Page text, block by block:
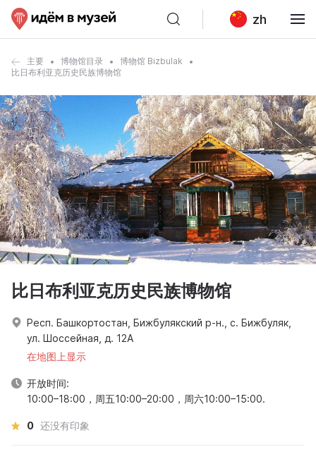
zh
主要 博物馆目录
博物馆 Bizbulak
比日布利亚克历史民族博物馆
比日布利亚克历史民族博物馆
Респ. Башкортостан, Бижбулякский р-н., с. Бижбуляк,
ул. Шоссейная, д. 12А
在地图上显示
开放时间:
10:00–18:00，周五10:00–20:00，周六10:00–15:00.
0 还没有印象